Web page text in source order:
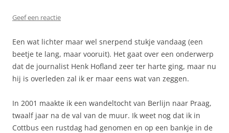
Geef een reactie
Een wat lichter maar wel snerpend stukje vandaag (een
beetje te lang, maar vooruit). Het gaat over een onderwerp
dat de journalist Henk Hofland zeer ter harte ging, maar nu
hij is overleden zal ik er maar eens wat van zeggen.
In 2001 maakte ik een wandeltocht van Berlijn naar Praag,
twaalf jaar na de val van de muur. Ik weet nog dat ik in
Cottbus een rustdag had genomen en op een bankje in de